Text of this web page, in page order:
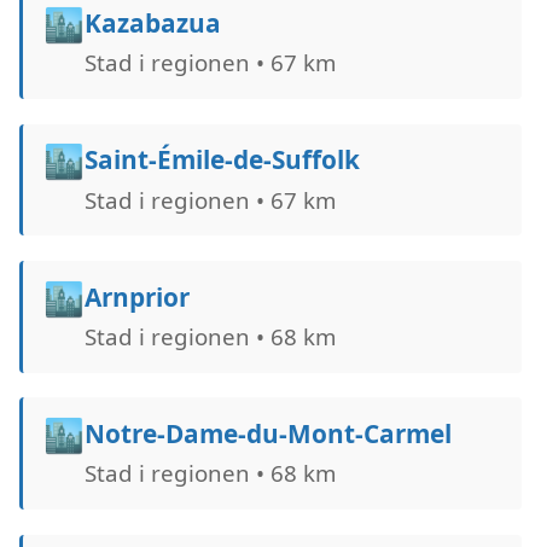
🏙️Kazabazua
Stad i regionen • 67 km
🏙️Saint-Émile-de-Suffolk
Stad i regionen • 67 km
🏙️Arnprior
Stad i regionen • 68 km
🏙️Notre-Dame-du-Mont-Carmel
Stad i regionen • 68 km